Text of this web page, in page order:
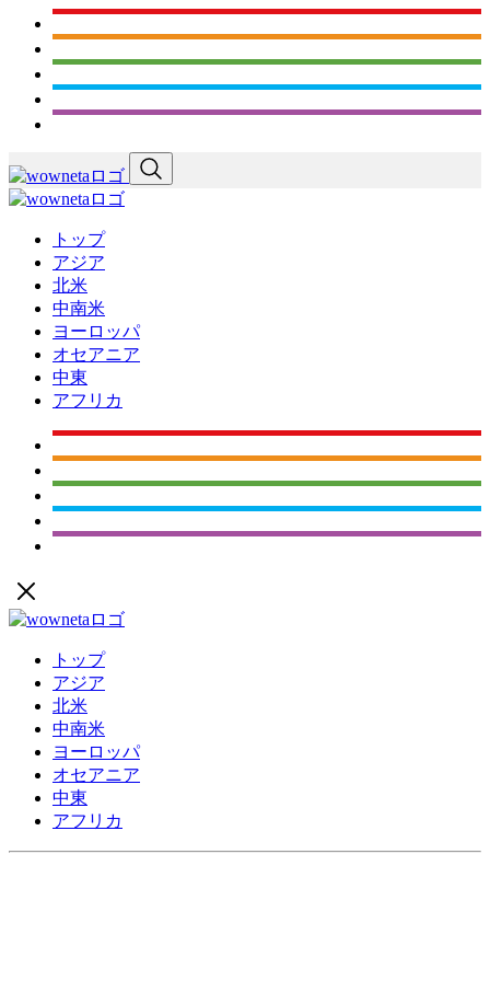
トップ
アジア
北米
中南米
ヨーロッパ
オセアニア
中東
アフリカ
トップ
アジア
北米
中南米
ヨーロッパ
オセアニア
中東
アフリカ